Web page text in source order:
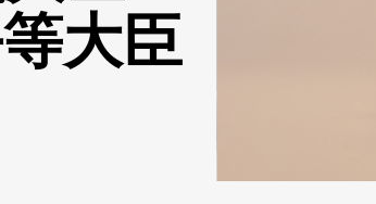
モニタリングとレポート
関
大臣